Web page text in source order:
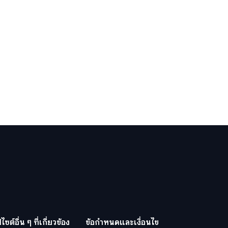
ไซต์อื่น ๆ ที่เกี่ยวข้อง ข้อกำหนดและเงื่อนไข